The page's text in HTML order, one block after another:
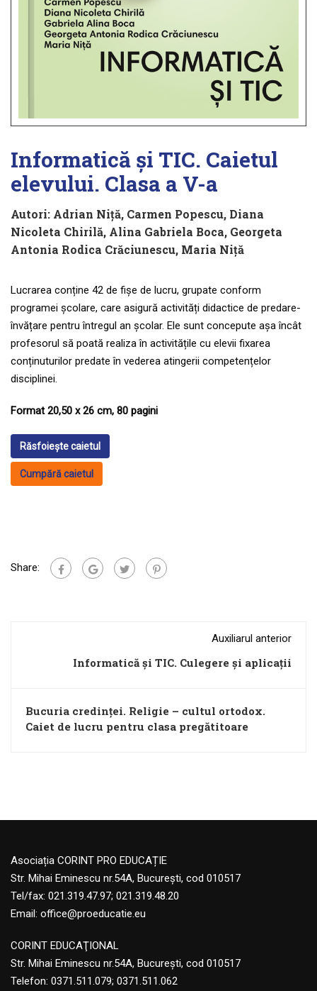
Informatică și TIC. Caietul
elevului. Clasa a V-a
Autori: Adrian Niță, Carmen Popescu, Diana
Nicoleta Chirilă, Alina Gabriela Boca, Georgeta
Antonia Rodica Crăciunescu, Maria Niță
Lucrarea conține 42 de fișe de lucru, grupate conform
programei școlare, care asigură activități didactice de predare-
învățare pentru întregul an școlar. Ele sunt concepute așa încât
profesorul să poată realiza în activitățile cu elevii fixarea
conținuturilor predate în vederea atingerii competențelor
disciplinei.
Format 20,50 x 26 cm, 80 pagini
Răsfoiește caietul
Cumpără caietul
Share:
Auxiliarul anterior
Informatică și TIC. Culegere și aplicații
Bucuria credinței. Religie – cultul ortodox.
Caiet de lucru pentru clasa pregătitoare
Asociația CORINT PRO EDUCAȚIE
Str. Mihai Eminescu nr.54A, București, cod 010517
Tel/fax: 021.319.47.97; 021.319.48.20
Email: office@proeducatie.eu
CORINT EDUCAŢIONAL
Str. Mihai Eminescu nr.54A, Bucureşti, cod 010517
Telefon: 0371.511.079; 0371.511.062